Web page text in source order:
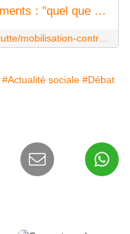
Mobilisation contre les licenciements : "quel que soit le nom du Premier ministre, il mènera la politique des capitalistes" - Rapports de Force
#Actualité sociale #Débat